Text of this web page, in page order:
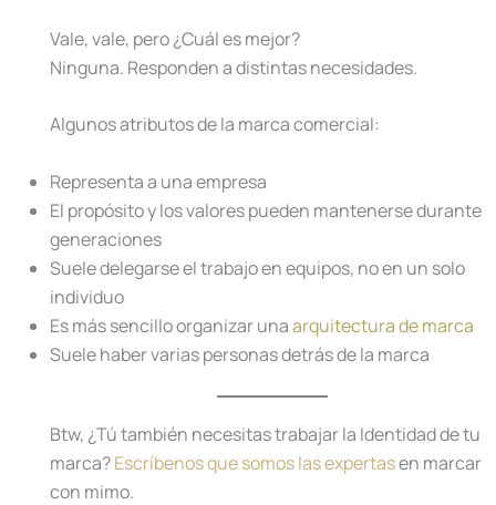
Vale, vale, pero ¿Cuál es mejor?
Ninguna. Responden a distintas necesidades.
Algunos atributos de la marca comercial:
Representa a una empresa
El propósito y los valores pueden mantenerse durante
generaciones
Suele delegarse el trabajo en equipos, no en un solo
individuo
Es más sencillo organizar unaarquitectura de marca
Suele haber varias personas detrás de la marca
Btw, ¿Tú también necesitas trabajar la Identidad de tu
marca?Escríbenos que somos las expertasen marcar
con mimo.